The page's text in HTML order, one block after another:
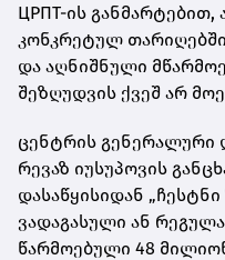
ЦРПТ-ის
კონკრეტულ
და აღნიშნული
შეზღუდვის ქვეშ არ
ცენტრის გენერალური
რევაზ იუსუპოვის
დასაწყისიდან „ჩესტნი
ვადაგასული ან
წარმოებული 48